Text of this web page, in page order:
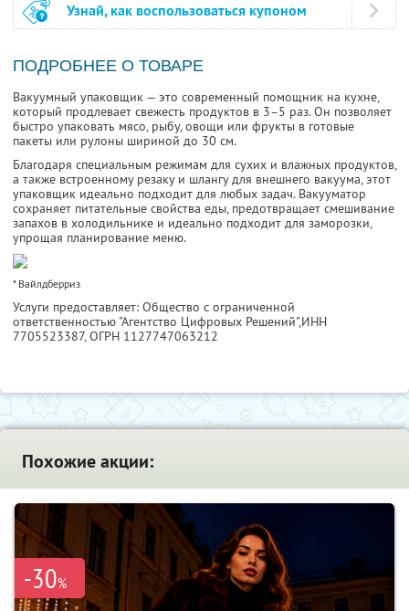
Узнай, как воспользоваться купоном
ПОДРОБНЕЕ О ТОВАРЕ
Вакуумный упаковщик — это современный помощник на кухне,
который продлевает свежесть продуктов в 3–5 раз. Он позволяет
быстро упаковать мясо, рыбу, овощи или фрукты в готовые
пакеты или рулоны шириной до 30 см.
Благодаря специальным режимам для сухих и влажных продуктов,
а также встроенному резаку и шлангу для внешнего вакуума, этот
упаковщик идеально подходит для любых задач. Вакууматор
сохраняет питательные свойства еды, предотвращает смешивание
запахов в холодильнике и идеально подходит для заморозки,
упрощая планирование меню.
* Вайлдберриз
Услуги предоставляет: Общество с ограниченной
ответственностью "Агентство Цифровых Решений",ИНН
7705523387, ОГРН 1127747063212
Похожие акции:
-30%